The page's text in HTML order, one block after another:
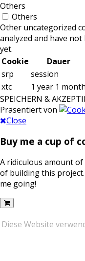
Others
Others
Other uncategorized
analyzed and have
yet.
Cookie
Dauer
srp
session
xtc
1 year 1 month
SPEICHERN &
Präsentiert von
Close
Buy me a cup of
A ridiculous amount of
of building this
me going!
Diese Website